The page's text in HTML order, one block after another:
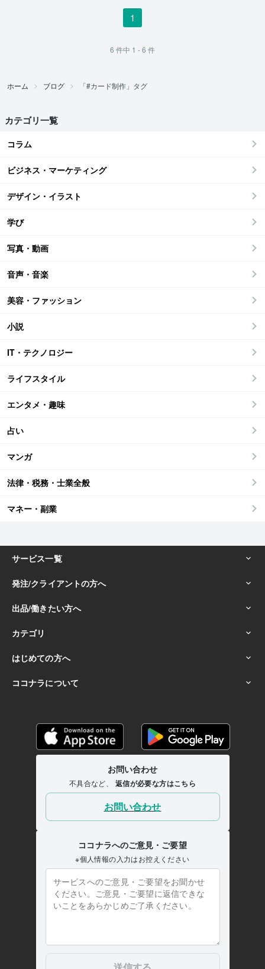
1
6 件中 1 - 6 件
ホーム ブログ 「#カード制作」タグ
カテゴリ一覧
コラム
ビジネス・マーケティング
デザイン・イラスト
学び
写真・動画
音声・音楽
美容・ファッション
小説
IT・テクノロジー
ライフスタイル
エンタメ・趣味
占い
マンガ
法律・税務・士業全般
マネー・副業